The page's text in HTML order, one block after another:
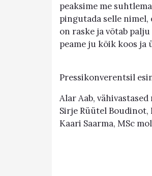
peaksime me
pingutada selle
on raske ja võtab
peame ju kõik koos ja
Pressikonverentsil
Alar Aab,
Sirje Rüütel Boudinot,
Kaari Saarma, MSc